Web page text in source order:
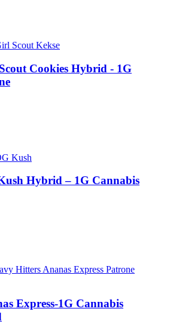
Cookies Hybrid - 1G
Hybrid – 1G Cannabis
Express-1G Cannabis